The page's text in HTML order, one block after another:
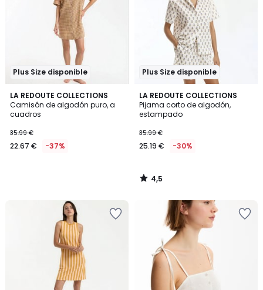
Plus Size disponible
LA REDOUTE COLLECTIONS
Camisón de algodón puro, a
cuadros
35.99 €
22.67 € -37%
Plus Size disponible
LA REDOUTE COLLECTIONS
Pijama corto de algodón,
estampado
35.99 €
25.19 € -30%
4,5
/ 5
4,5
/